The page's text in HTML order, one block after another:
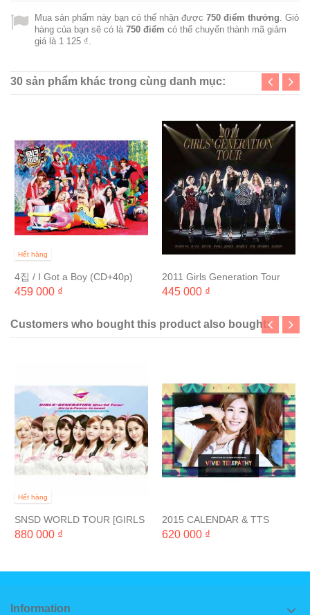
Mua sản phẩm này bạn có thể nhận được 750 điểm thưởng . Giỏ
hàng của bạn sẽ có là 750 điểm có thể chuyển thành mã giảm
giá là 1 125 ₫
30 sản phẩm khác trong cùng danh mục:
Hết hàng
4집 / I Got a Boy (CD+40p)
459 000 ₫
2011 Girls Generation Tour
(2CD+60P 화보집) [포스터+지
445 000 ₫
Customers who bought this product also bought:
Hết hàng
SNSD WORLD TOUR [GIRLS
& PEACE IN SEOUL]
880 000 ₫
2015 CALENDAR & TTS
PHOTOBOOK "VIVID
620 000 ₫
Information